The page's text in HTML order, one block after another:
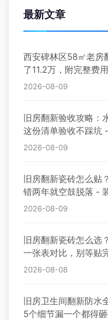
最新文章
西安碑林区58㎡老房
了11.2万，附完整费
2026-08-09
旧房翻新验收攻略：
这份清单验收不踩坑
2026-08-09
旧房翻新瓷砖怎么贴
错两年就空鼓脱落 -
2026-08-09
旧房翻新瓷砖怎么选
一张表对比，别等贴
2026-08-08
旧房卫生间翻新防水
5个细节漏一个都得